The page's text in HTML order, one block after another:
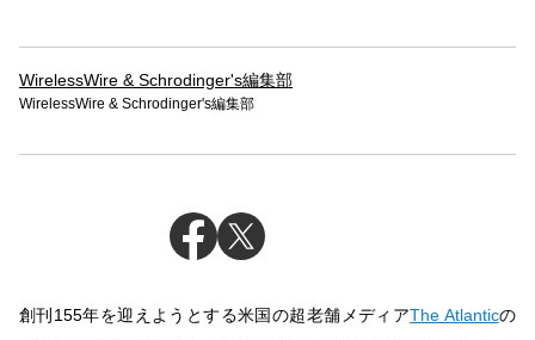
WirelessWire & Schrodinger's編集部
WirelessWire & Schrodinger's編集部
創刊155年を迎えようとする米国の超老舗メディアThe Atlanticの